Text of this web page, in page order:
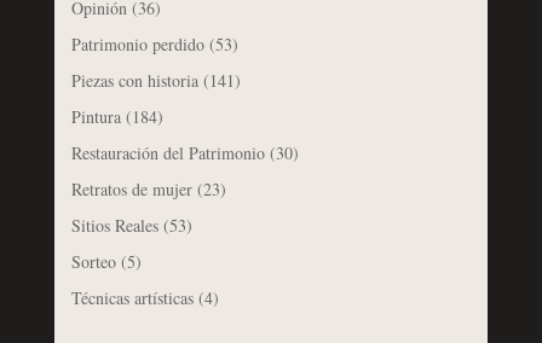
Opinión(36)
Patrimonio perdido(53)
Piezas con historia(141)
Pintura(184)
Restauración del Patrimonio(30)
Retratos de mujer(23)
Sitios Reales(53)
Sorteo(5)
Técnicas artísticas(4)